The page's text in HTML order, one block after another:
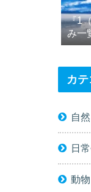
『1
み一
カ
自然
日
動物